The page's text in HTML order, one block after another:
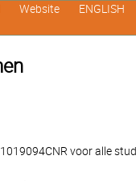
voor alle
Website ENGLISH